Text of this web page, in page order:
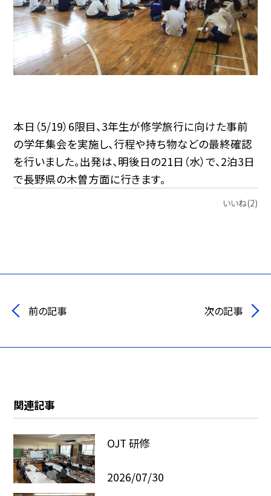
本日（5/19）6限目、3年生が修学旅行に向けた事前
の学年集会を実施し、行程や持ち物などの最終確認
を行いました。出発は、明後日の21日（水）で、2泊3日
で長野県の木曽方面に行きます。
いいね(2)
前の記事 次の記事
関連記事
OJT 研修
2026/07/30